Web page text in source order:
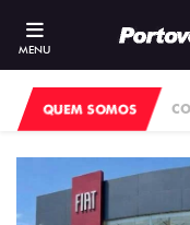
MENU
QUEM SOMOS